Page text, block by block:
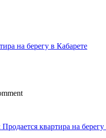
на берегу в Кабарете
Продается квартира на